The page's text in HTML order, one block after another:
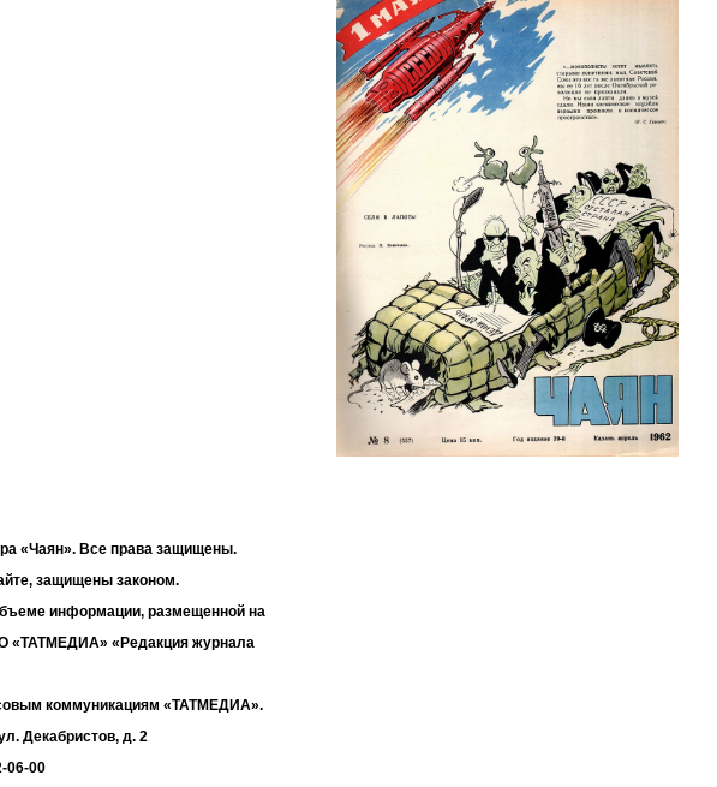
«Чаян». Все права защищены.
защищены законом.
информации, размещенной на
«ТАТМЕДИА» «Редакция журнала
коммуникациям «ТАТМЕДИА».
Декабристов, д. 2
06-00